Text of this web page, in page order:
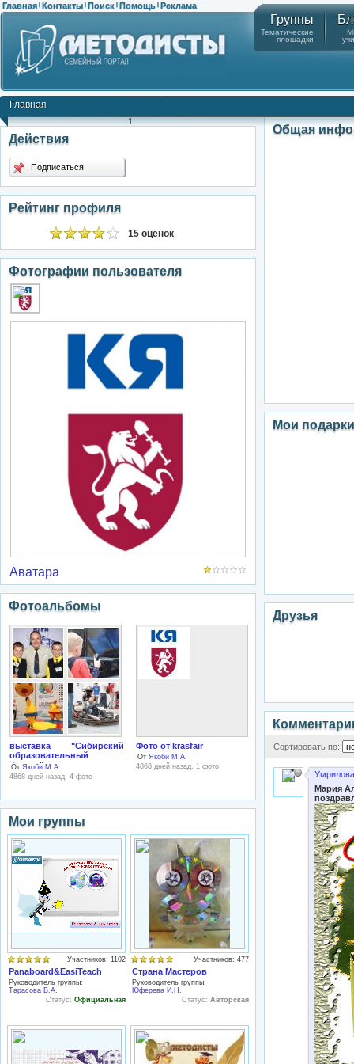
Главная | Контакты | Поиск | Помощь | Реклама
Группы
Тематические
площадки
Главная
1
Действия
Подписаться
Рейтинг профиля
15 оценок
Фотографии пользователя
Аватара
Фотоальбомы
выставка "Сибирский
образовательный
форум"
От Якоби М.А.
4868 дней назад, 4 фото
Фото от krasfair
От Якоби М.А.
4868 дней назад, 1 фото
Мои группы
Участников: 1102
Panaboard&EasiTeach
Руководитель группы:
Тарасова В.А.
Статус: Официальная
Участников: 477
Страна Мастеров
Руководитель группы:
Юферева И.Н.
Статус: Авторская
Общая
Мои подарки
Друзья
Сортировать по:
Мария